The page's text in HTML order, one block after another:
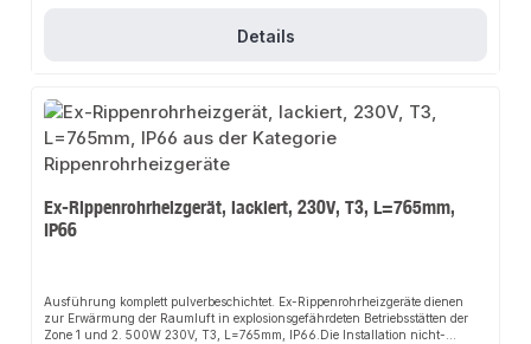
Details
Ex-Rippenrohrheizgerät, lackiert, 230V, T3, L=765mm,
IP66
Ausführung komplett pulverbeschichtet. Ex-Rippenrohrheizgeräte dienen
zur Erwärmung der Raumluft in explosionsgefährdeten Betriebsstätten der
Zone 1 und 2. 500W 230V, T3, L=765mm, IP66.Die Installation nicht-